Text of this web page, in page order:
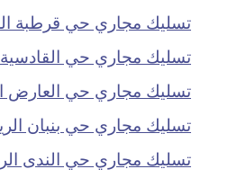
تسليك مجاري حي قرطبة
تسليك مجاري حي
تسليك مجاري حي العارض
تسليك مجاري حي بنبان
تسليك مجاري حي الندى